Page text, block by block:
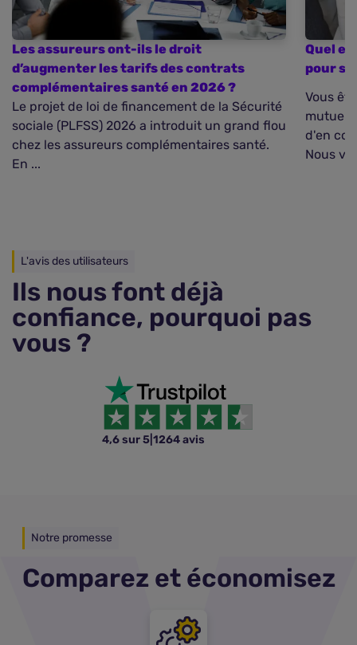
Les assureurs ont-ils le droit
d’augmenter les tarifs des contrats
complémentaires santé en 2026 ?
Le projet de loi de financement de la Sécurité
sociale (PLFSS) 2026 a introduit un grand flou
chez les assureurs complémentaires santé.
En ...
Quel
pour
Vous
d'en
Nous
L'avis des utilisateurs
Ils nous font déjà
confiance, pourquoi pas
vous ?
4,6 sur 5 1264 avis
Notre promesse
Comparez et économisez